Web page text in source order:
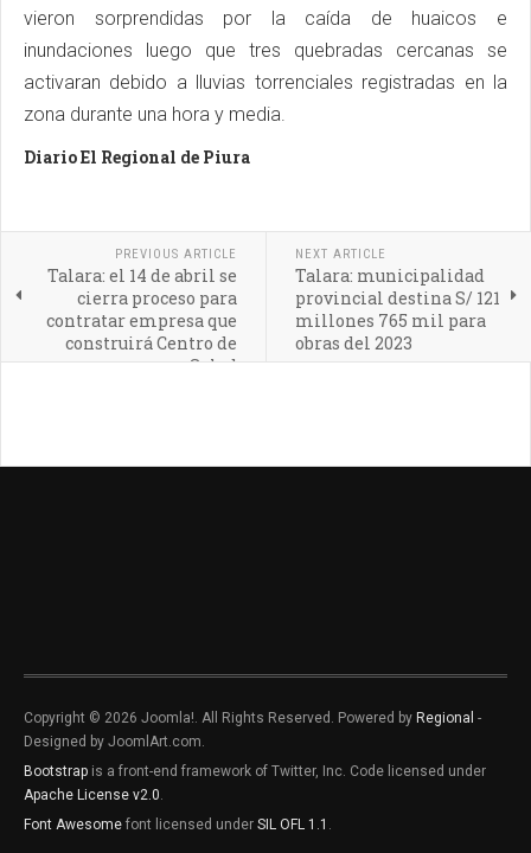
vieron sorprendidas por la caída de huaicos e
inundaciones luego que tres quebradas cercanas se
activaran debido a lluvias torrenciales registradas en la
zona durante una hora y media.
Diario El Regional de Piura
PREVIOUS ARTICLE
Talara: el 14 de abril se
cierra proceso para
contratar empresa que
construirá Centro de
Salud
NEXT ARTICLE
Talara: municipalidad
provincial destina S/ 121
millones 765 mil para
obras del 2023
Copyright © 2026 Joomla!. All Rights Reserved. Powered by Regional -
Designed by JoomlArt.com.
Bootstrap is a front-end framework of Twitter, Inc. Code licensed under
Apache License v2.0.
Font Awesome font licensed under SIL OFL 1.1 .